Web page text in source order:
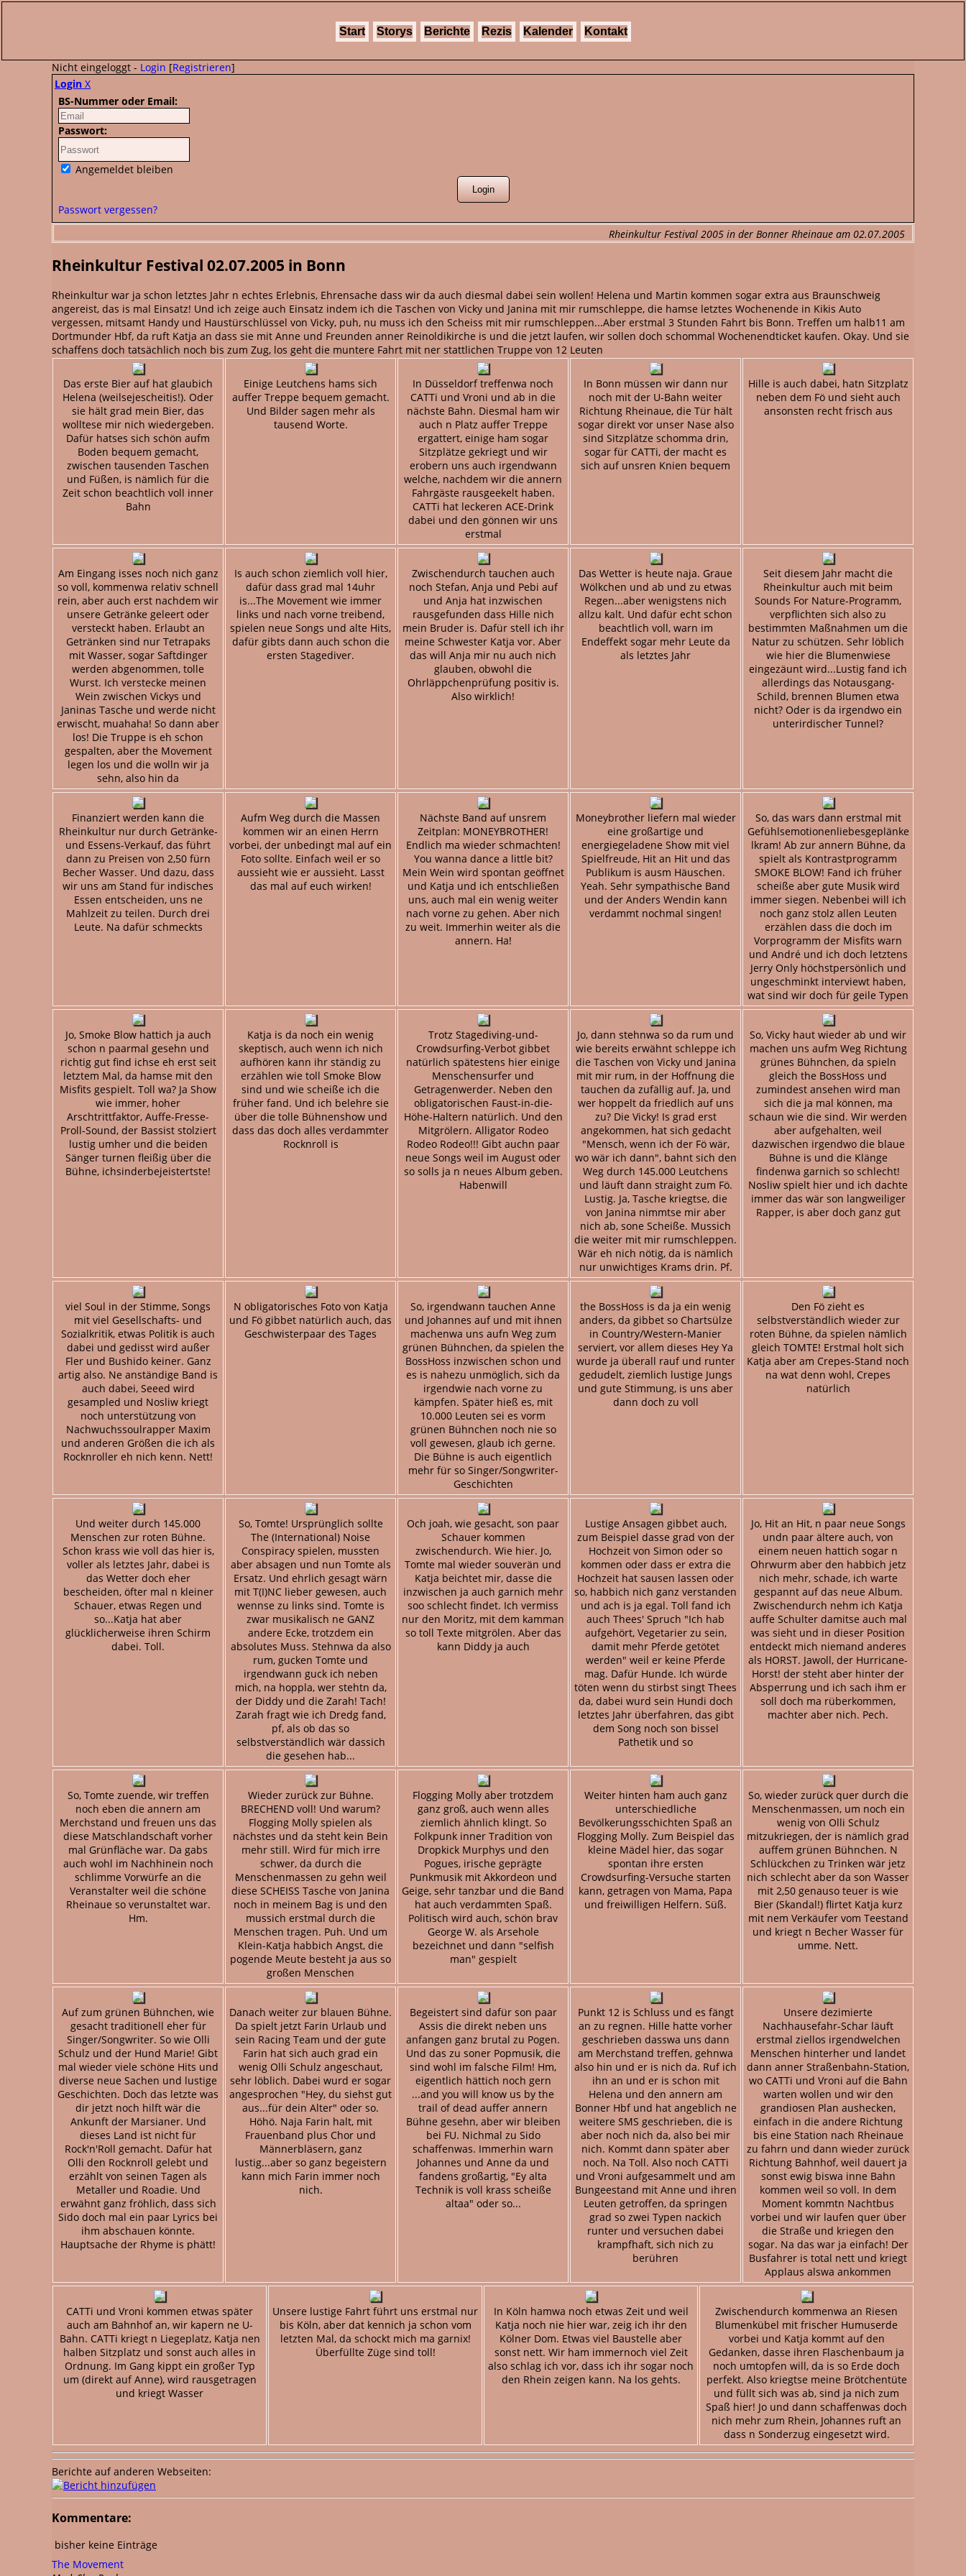
Start Storys Berichte Rezis Kalender Kontakt
Nicht eingeloggt - Login [Registrieren]
Login X
BS-Nummer oder Email:
Passwort:
Angemeldet bleiben
Passwort vergessen?
Rheinkultur Festival 2005 in der Bonner Rheinaue am 02.07.2005
Rheinkultur Festival 02.07.2005 in Bonn
Rheinkultur war ja schon letztes Jahr n echtes Erlebnis, Ehrensache dass wir da auch diesmal dabei sein wollen! Helena und Martin kommen sogar extra aus Braunschweig
angereist, das is mal Einsatz! Und ich zeige auch Einsatz indem ich die Taschen von Vicky und Janina mit mir rumschleppe, die hamse letztes Wochenende in Kikis Auto
vergessen, mitsamt Handy und Haustürschlüssel von Vicky, puh, nu muss ich den Scheiss mit mir rumschleppen...Aber erstmal 3 Stunden Fahrt bis Bonn. Treffen um halb11 am
Dortmunder Hbf, da ruft Katja an dass sie mit Anne und Freunden anner Reinoldikirche is und die jetzt laufen, wir sollen doch schommal Wochenendticket kaufen. Okay. Und sie
schaffens doch tatsächlich noch bis zum Zug, los geht die muntere Fahrt mit ner stattlichen Truppe von 12 Leuten
Das erste Bier auf hat glaubich
Helena (weilsejescheitis!). Oder
sie hält grad mein Bier, das
wolltese mir nich wiedergeben.
Dafür hatses sich schön aufm
Boden bequem gemacht,
zwischen tausenden Taschen
und Füßen, is nämlich für die
Zeit schon beachtlich voll inner
Bahn
Einige Leutchens hams sich
auffer Treppe bequem gemacht.
Und Bilder sagen mehr als
tausend Worte.
In Düsseldorf treffenwa noch
CATTi und Vroni und ab in die
nächste Bahn. Diesmal ham wir
auch n Platz auffer Treppe
ergattert, einige ham sogar
Sitzplätze gekriegt und wir
erobern uns auch irgendwann
welche, nachdem wir die annern
Fahrgäste rausgeekelt haben.
CATTi hat leckeren ACE-Drink
dabei und den gönnen wir uns
erstmal
In Bonn müssen wir dann nur
noch mit der U-Bahn weiter
Richtung Rheinaue, die Tür hält
sogar direkt vor unser Nase also
sind Sitzplätze schomma drin,
sogar für CATTi, der macht es
sich auf unsren Knien bequem
Hille is auch dabei, hatn Sitzplatz
neben dem Fö und sieht auch
ansonsten recht frisch aus
Am Eingang isses noch nich ganz
so voll, kommenwa relativ schnell
rein, aber auch erst nachdem wir
unsere Getränke geleert oder
versteckt haben. Erlaubt an
Getränken sind nur Tetrapaks
mit Wasser, sogar Saftdinger
werden abgenommen, tolle
Wurst. Ich verstecke meinen
Wein zwischen Vickys und
Janinas Tasche und werde nicht
erwischt, muahaha! So dann aber
los! Die Truppe is eh schon
gespalten, aber the Movement
legen los und die wolln wir ja
sehn, also hin da
Is auch schon ziemlich voll hier,
dafür dass grad mal 14uhr
is...The Movement wie immer
links und nach vorne treibend,
spielen neue Songs und alte Hits,
dafür gibts dann auch schon die
ersten Stagediver.
Zwischendurch tauchen auch
noch Stefan, Anja und Pebi auf
und Anja hat inzwischen
rausgefunden dass Hille nich
mein Bruder is. Dafür stell ich ihr
meine Schwester Katja vor. Aber
das will Anja mir nu auch nich
glauben, obwohl die
Ohrläppchenprüfung positiv is.
Also wirklich!
Das Wetter is heute naja. Graue
Wölkchen und ab und zu etwas
Regen...aber wenigstens nich
allzu kalt. Und dafür echt schon
beachtlich voll, warn im
Endeffekt sogar mehr Leute da
als letztes Jahr
Seit diesem Jahr macht die
Rheinkultur auch mit beim
Sounds For Nature-Programm,
verpflichten sich also zu
bestimmten Maßnahmen um die
Natur zu schützen. Sehr löblich
wie hier die Blumenwiese
eingezäunt wird...Lustig fand ich
allerdings das Notausgang-
Schild, brennen Blumen etwa
nicht? Oder is da irgendwo ein
unterirdischer Tunnel?
Finanziert werden kann die
Rheinkultur nur durch Getränke-
und Essens-Verkauf, das führt
dann zu Preisen von 2,50 fürn
Becher Wasser. Und dazu, dass
wir uns am Stand für indisches
Essen entscheiden, uns ne
Mahlzeit zu teilen. Durch drei
Leute. Na dafür schmeckts
Aufm Weg durch die Massen
kommen wir an einen Herrn
vorbei, der unbedingt mal auf ein
Foto sollte. Einfach weil er so
aussieht wie er aussieht. Lasst
das mal auf euch wirken!
Nächste Band auf unsrem
Zeitplan: MONEYBROTHER!
Endlich ma wieder schmachten!
You wanna dance a little bit?
Mein Wein wird spontan geöffnet
und Katja und ich entschließen
uns, auch mal ein wenig weiter
nach vorne zu gehen. Aber nich
zu weit. Immerhin weiter als die
annern. Ha!
Moneybrother liefern mal wieder
eine großartige und
energiegeladene Show mit viel
Spielfreude, Hit an Hit und das
Publikum is ausm Häuschen.
Yeah. Sehr sympathische Band
und der Anders Wendin kann
verdammt nochmal singen!
So, das wars dann erstmal mit
Gefühlsemotionenliebesgeplänke
lkram! Ab zur annern Bühne, da
spielt als Kontrastprogramm
SMOKE BLOW! Fand ich früher
scheiße aber gute Musik wird
immer siegen. Nebenbei will ich
noch ganz stolz allen Leuten
erzählen dass die doch im
Vorprogramm der Misfits warn
und André und ich doch letztens
Jerry Only höchstpersönlich und
ungeschminkt interviewt haben,
wat sind wir doch für geile Typen
Jo, Smoke Blow hattich ja auch
schon n paarmal gesehn und
richtig gut find ichse eh erst seit
letztem Mal, da hamse mit den
Misfits gespielt. Toll wa? Ja Show
wie immer, hoher
Arschtrittfaktor, Auffe-Fresse-
Proll-Sound, der Bassist stolziert
lustig umher und die beiden
Sänger turnen fleißig über die
Bühne, ichsinderbejeistertste!
Katja is da noch ein wenig
skeptisch, auch wenn ich nich
aufhören kann ihr ständig zu
erzählen wie toll Smoke Blow
sind und wie scheiße ich die
früher fand. Und ich belehre sie
über die tolle Bühnenshow und
dass das doch alles verdammter
Rocknroll is
Trotz Stagediving-und-
Crowdsurfing-Verbot gibbet
natürlich spätestens hier einige
Menschensurfer und
Getragenwerder. Neben den
obligatorischen Faust-in-die-
Höhe-Haltern natürlich. Und den
Mitgrölern. Alligator Rodeo
Rodeo Rodeo!!! Gibt auchn paar
neue Songs weil im August oder
so solls ja n neues Album geben.
Habenwill
Jo, dann stehnwa so da rum und
wie bereits erwähnt schleppe ich
die Taschen von Vicky und Janina
mit mir rum, in der Hoffnung die
tauchen da zufällig auf. Ja, und
wer hoppelt da friedlich auf uns
zu? Die Vicky! Is grad erst
angekommen, hat sich gedacht
"Mensch, wenn ich der Fö wär,
wo wär ich dann", bahnt sich den
Weg durch 145.000 Leutchens
und läuft dann straight zum Fö.
Lustig. Ja, Tasche kriegtse, die
von Janina nimmtse mir aber
nich ab, sone Scheiße. Mussich
die weiter mit mir rumschleppen.
Wär eh nich nötig, da is nämlich
nur unwichtiges Krams drin. Pf.
So, Vicky haut wieder ab und wir
machen uns aufm Weg Richtung
grünes Bühnchen, da spieln
gleich the BossHoss und
zumindest ansehen wird man
sich die ja mal können, ma
schaun wie die sind. Wir werden
aber aufgehalten, weil
dazwischen irgendwo die blaue
Bühne is und die Klänge
findenwa garnich so schlecht!
Nosliw spielt hier und ich dachte
immer das wär son langweiliger
Rapper, is aber doch ganz gut
viel Soul in der Stimme, Songs
mit viel Gesellschafts- und
Sozialkritik, etwas Politik is auch
dabei und gedisst wird außer
Fler und Bushido keiner. Ganz
artig also. Ne anständige Band is
auch dabei, Seeed wird
gesampled und Nosliw kriegt
noch unterstützung von
Nachwuchssoulrapper Maxim
und anderen Größen die ich als
Rocknroller eh nich kenn. Nett!
N obligatorisches Foto von Katja
und Fö gibbet natürlich auch, das
Geschwisterpaar des Tages
So, irgendwann tauchen Anne
und Johannes auf und mit ihnen
machenwa uns aufn Weg zum
grünen Bühnchen, da spielen the
BossHoss inzwischen schon und
es is nahezu unmöglich, sich da
irgendwie nach vorne zu
kämpfen. Später hieß es, mit
10.000 Leuten sei es vorm
grünen Bühnchen noch nie so
voll gewesen, glaub ich gerne.
Die Bühne is auch eigentlich
mehr für so Singer/Songwriter-
Geschichten
the BossHoss is da ja ein wenig
anders, da gibbet so Chartsülze
in Country/Western-Manier
serviert, vor allem dieses Hey Ya
wurde ja überall rauf und runter
gedudelt, ziemlich lustige Jungs
und gute Stimmung, is uns aber
dann doch zu voll
Den Fö zieht es
selbstverständlich wieder zur
roten Bühne, da spielen nämlich
gleich TOMTE! Erstmal holt sich
Katja aber am Crepes-Stand noch
na wat denn wohl, Crepes
natürlich
Und weiter durch 145.000
Menschen zur roten Bühne.
Schon krass wie voll das hier is,
voller als letztes Jahr, dabei is
das Wetter doch eher
bescheiden, öfter mal n kleiner
Schauer, etwas Regen und
so...Katja hat aber
glücklicherweise ihren Schirm
dabei. Toll.
So, Tomte! Ursprünglich sollte
The (International) Noise
Conspiracy spielen, mussten
aber absagen und nun Tomte als
Ersatz. Und ehrlich gesagt wärn
mit T(I)NC lieber gewesen, auch
wennse zu links sind. Tomte is
zwar musikalisch ne GANZ
andere Ecke, trotzdem ein
absolutes Muss. Stehnwa da also
rum, gucken Tomte und
irgendwann guck ich neben
mich, na hoppla, wer stehtn da,
der Diddy und die Zarah! Tach!
Zarah fragt wie ich Dredg fand,
pf, als ob das so
selbstverständlich wär dassich
die gesehen hab...
Och joah, wie gesacht, son paar
Schauer kommen
zwischendurch. Wie hier. Jo,
Tomte mal wieder souverän und
Katja beichtet mir, dasse die
inzwischen ja auch garnich mehr
soo schlecht findet. Ich vermiss
nur den Moritz, mit dem kamman
so toll Texte mitgrölen. Aber das
kann Diddy ja auch
Lustige Ansagen gibbet auch,
zum Beispiel dasse grad von der
Hochzeit von Simon oder so
kommen oder dass er extra die
Hochzeit hat sausen lassen oder
so, habbich nich ganz verstanden
und ach is ja egal. Toll fand ich
auch Thees' Spruch "Ich hab
aufgehört, Vegetarier zu sein,
damit mehr Pferde getötet
werden" weil er keine Pferde
mag. Dafür Hunde. Ich würde
töten wenn du stirbst singt Thees
da, dabei wurd sein Hundi doch
letztes Jahr überfahren, das gibt
dem Song noch son bissel
Pathetik und so
Jo, Hit an Hit, n paar neue Songs
undn paar ältere auch, von
einem neuen hattich sogar n
Ohrwurm aber den habbich jetz
nich mehr, schade, ich warte
gespannt auf das neue Album.
Zwischendurch nehm ich Katja
auffe Schulter damitse auch mal
was sieht und in dieser Position
entdeckt mich niemand anderes
als HORST. Jawoll, der Hurricane-
Horst! der steht aber hinter der
Absperrung und ich sach ihm er
soll doch ma rüberkommen,
machter aber nich. Pech.
So, Tomte zuende, wir treffen
noch eben die annern am
Merchstand und freuen uns das
diese Matschlandschaft vorher
mal Grünfläche war. Da gabs
auch wohl im Nachhinein noch
schlimme Vorwürfe an die
Veranstalter weil die schöne
Rheinaue so verunstaltet war.
Hm.
Wieder zurück zur Bühne.
BRECHEND voll! Und warum?
Flogging Molly spielen als
nächstes und da steht kein Bein
mehr still. Wird für mich irre
schwer, da durch die
Menschenmassen zu gehn weil
diese SCHEISS Tasche von Janina
noch in meinem Bag is und den
mussich erstmal durch die
Menschen tragen. Puh. Und um
Klein-Katja habbich Angst, die
pogende Meute besteht ja aus so
großen Menschen
Flogging Molly aber trotzdem
ganz groß, auch wenn alles
ziemlich ähnlich klingt. So
Folkpunk inner Tradition von
Dropkick Murphys und den
Pogues, irische geprägte
Punkmusik mit Akkordeon und
Geige, sehr tanzbar und die Band
hat auch verdammten Spaß.
Politisch wird auch, schön brav
George W. als Arsehole
bezeichnet und dann "selfish
man" gespielt
Weiter hinten ham auch ganz
unterschiedliche
Bevölkerungsschichten Spaß an
Flogging Molly. Zum Beispiel das
kleine Mädel hier, das sogar
spontan ihre ersten
Crowdsurfing-Versuche starten
kann, getragen von Mama, Papa
und freiwilligen Helfern. Süß.
So, wieder zurück quer durch die
Menschenmassen, um noch ein
wenig von Olli Schulz
mitzukriegen, der is nämlich grad
auffem grünen Bühnchen. N
Schlückchen zu Trinken wär jetz
nich schlecht aber da son Wasser
mit 2,50 genauso teuer is wie
Bier (Skandal!) flirtet Katja kurz
mit nem Verkäufer vom Teestand
und kriegt n Becher Wasser für
umme. Nett.
Auf zum grünen Bühnchen, wie
gesacht traditionell eher für
Singer/Songwriter. So wie Olli
Schulz und der Hund Marie! Gibt
mal wieder viele schöne Hits und
diverse neue Sachen und lustige
Geschichten. Doch das letzte was
dir jetzt noch hilft wär die
Ankunft der Marsianer. Und
dieses Land ist nicht für
Rock'n'Roll gemacht. Dafür hat
Olli den Rocknroll gelebt und
erzählt von seinen Tagen als
Metaller und Roadie. Und
erwähnt ganz fröhlich, dass sich
Sido doch mal ein paar Lyrics bei
ihm abschauen könnte.
Hauptsache der Rhyme is phätt!
Danach weiter zur blauen Bühne.
Da spielt jetzt Farin Urlaub und
sein Racing Team und der gute
Farin hat sich auch grad ein
wenig Olli Schulz angeschaut,
sehr löblich. Dabei wurd er sogar
angesprochen "Hey, du siehst gut
aus...für dein Alter" oder so.
Höhö. Naja Farin halt, mit
Frauenband plus Chor und
Männerbläsern, ganz
lustig...aber so ganz begeistern
kann mich Farin immer noch
nich.
Begeistert sind dafür son paar
Assis die direkt neben uns
anfangen ganz brutal zu Pogen.
Und das zu soner Popmusik, die
sind wohl im falsche Film! Hm,
eigentlich hättich noch gern
...and you will know us by the
trail of dead auffer annern
Bühne gesehn, aber wir bleiben
bei FU. Nichmal zu Sido
schaffenwas. Immerhin warn
Johannes und Anne da und
fandens großartig, "Ey alta
Technik is voll krass scheiße
altaa" oder so...
Punkt 12 is Schluss und es fängt
an zu regnen. Hille hatte vorher
geschrieben dasswa uns dann
am Merchstand treffen, gehnwa
also hin und er is nich da. Ruf ich
ihn an und er is schon mit
Helena und den annern am
Bonner Hbf und hat angeblich ne
weitere SMS geschrieben, die is
aber noch nich da, also bei mir
nich. Kommt dann später aber
noch. Na Toll. Also noch CATTi
und Vroni aufgesammelt und am
Bungeestand mit Anne und ihren
Leuten getroffen, da springen
grad so zwei Typen nackich
runter und versuchen dabei
krampfhaft, sich nich zu
berühren
Unsere dezimierte
Nachhausefahr-Schar läuft
erstmal ziellos irgendwelchen
Menschen hinterher und landet
dann anner Straßenbahn-Station,
wo CATTi und Vroni auf die Bahn
warten wollen und wir den
grandiosen Plan aushecken,
einfach in die andere Richtung
bis eine Station nach Rheinaue
zu fahrn und dann wieder zurück
Richtung Bahnhof, weil dauert ja
sonst ewig biswa inne Bahn
kommen weil so voll. In dem
Moment kommtn Nachtbus
vorbei und wir laufen quer über
die Straße und kriegen den
sogar. Na das war ja einfach! Der
Busfahrer is total nett und kriegt
Applaus alswa ankommen
CATTi und Vroni kommen etwas später
auch am Bahnhof an, wir kapern ne U-
Bahn. CATTi kriegt n Liegeplatz, Katja nen
halben Sitzplatz und sonst auch alles in
Ordnung. Im Gang kippt ein großer Typ
um (direkt auf Anne), wird rausgetragen
und kriegt Wasser
Unsere lustige Fahrt führt uns erstmal nur
bis Köln, aber dat kennich ja schon vom
letzten Mal, da schockt mich ma garnix!
Überfüllte Züge sind toll!
In Köln hamwa noch etwas Zeit und weil
Katja noch nie hier war, zeig ich ihr den
Kölner Dom. Etwas viel Baustelle aber
sonst nett. Wir ham immernoch viel Zeit
also schlag ich vor, dass ich ihr sogar noch
den Rhein zeigen kann. Na los gehts.
Zwischendurch kommenwa an Riesen
Blumenkübel mit frischer Humuserde
vorbei und Katja kommt auf den
Gedanken, dasse ihren Flaschenbaum ja
noch umtopfen will, da is so Erde doch
perfekt. Also kriegtse meine Brötchentüte
und füllt sich was ab, sind ja nich zum
Spaß hier! Jo und dann schaffenwas doch
nich mehr zum Rhein, Johannes ruft an
dass n Sonderzug eingesetzt wird.
Berichte auf anderen Webseiten:
Kommentare:
bisher keine Einträge
The Movement